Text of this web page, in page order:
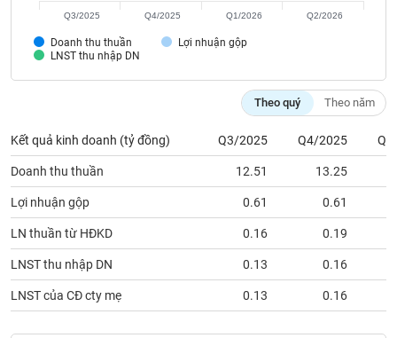
Doanh thu thuần
Lợi nhuận gộp
LNST thu nhập DN
Q3/2025 Q4/2025 Q1/2026 Q2/2026
Theo quý Theo năm
Kết quả kinh doanh (tỷ đồng) Q3/2025 Q4/2025
Doanh thu thuần 12.51 13.25
Lợi nhuận gộp 0.61 0.61
LN thuần từ HĐKD 0.16 0.19
LNST thu nhập DN 0.13 0.16
LNST của CĐ cty mẹ 0.13 0.16
Bài
viết
tác
Báo
cáo
phân
tích
(-)
Thuật
ngữ
(-)